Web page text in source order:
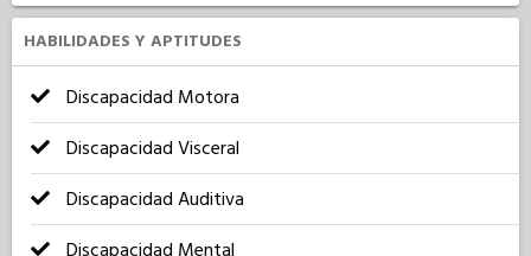
HABILIDADES Y APTITUDES
Discapacidad Motora
Discapacidad Visceral
Discapacidad Auditiva
Discapacidad Mental